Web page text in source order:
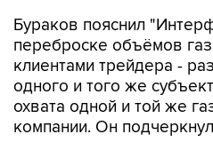
клиентами трейдера -
одного и того же
охвата одной и той же
компании. Он
применялась долгое
момента перестала